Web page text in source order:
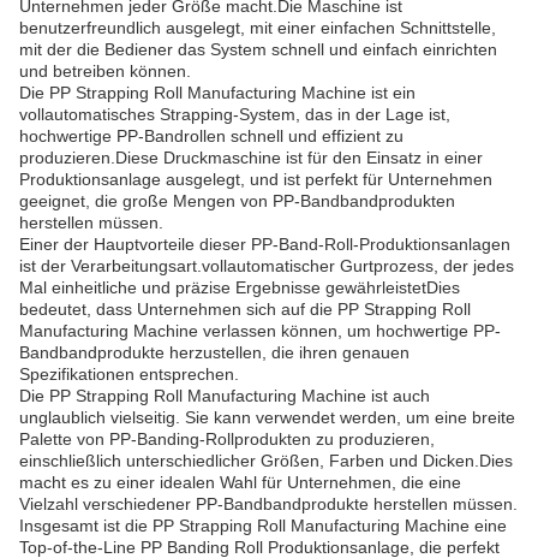
Unternehmen jeder Größe macht.Die Maschine ist
benutzerfreundlich ausgelegt, mit einer einfachen Schnittstelle,
mit der die Bediener das System schnell und einfach einrichten
und betreiben können.
Die PP Strapping Roll Manufacturing Machine ist ein
vollautomatisches Strapping-System, das in der Lage ist,
hochwertige PP-Bandrollen schnell und effizient zu
produzieren.Diese Druckmaschine ist für den Einsatz in einer
Produktionsanlage ausgelegt, und ist perfekt für Unternehmen
geeignet, die große Mengen von PP-Bandbandprodukten
herstellen müssen.
Einer der Hauptvorteile dieser PP-Band-Roll-Produktionsanlagen
ist der Verarbeitungsart.vollautomatischer Gurtprozess, der jedes
Mal einheitliche und präzise Ergebnisse gewährleistetDies
bedeutet, dass Unternehmen sich auf die PP Strapping Roll
Manufacturing Machine verlassen können, um hochwertige PP-
Bandbandprodukte herzustellen, die ihren genauen
Spezifikationen entsprechen.
Die PP Strapping Roll Manufacturing Machine ist auch
unglaublich vielseitig. Sie kann verwendet werden, um eine breite
Palette von PP-Banding-Rollprodukten zu produzieren,
einschließlich unterschiedlicher Größen, Farben und Dicken.Dies
macht es zu einer idealen Wahl für Unternehmen, die eine
Vielzahl verschiedener PP-Bandbandprodukte herstellen müssen.
Insgesamt ist die PP Strapping Roll Manufacturing Machine eine
Top-of-the-Line PP Banding Roll Produktionsanlage, die perfekt